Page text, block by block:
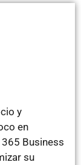
y
en
Business
su